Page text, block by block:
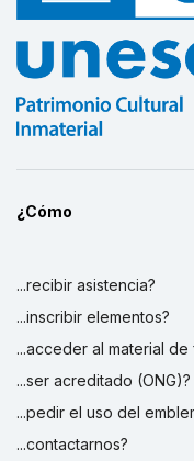
¿Cómo
...recibir asistencia?
...inscribir elementos?
...acceder al material
...ser acreditado (ONG)?
...pedir el uso del
...contactarnos?